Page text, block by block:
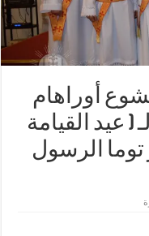
أوراهام
( عيد القيامة
توما الرسول